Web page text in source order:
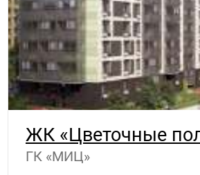
ЖК «Цветочные
ГК «МИЦ»